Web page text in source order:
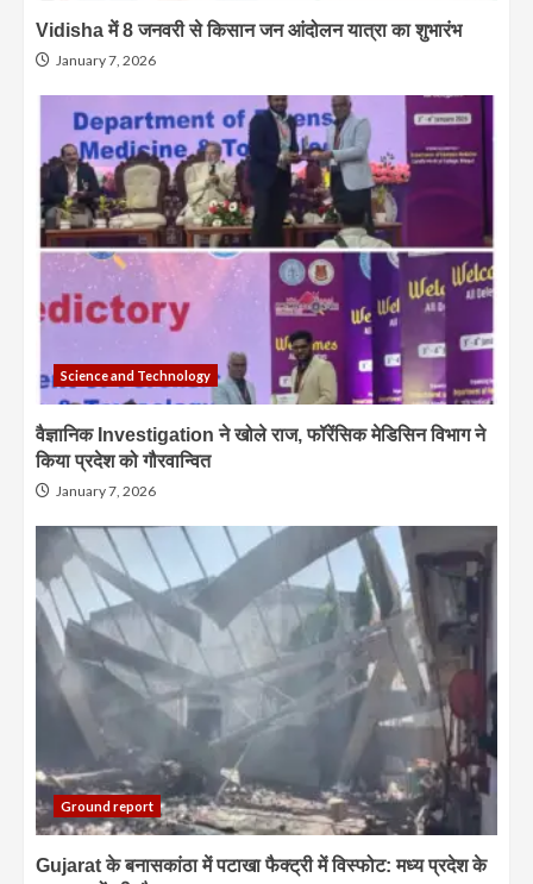
Vidisha में 8 जनवरी से किसान जन आंदोलन यात्रा का शुभारंभ
January 7, 2026
Science and Technology
वैज्ञानिक Investigation ने खोले राज, फॉरेंसिक मेडिसिन विभाग ने
किया प्रदेश को गौरवान्वित
January 7, 2026
Ground report
Gujarat के बनासकांठा में पटाखा फैक्ट्री में विस्फोट: मध्य प्रदेश के